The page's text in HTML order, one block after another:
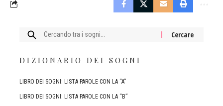
Cercare:
DIZIONARIO DEI SOGNI
LIBRO DEI SOGNI: LISTA PAROLE CON LA “A”
LIBRO DEI SOGNI: LISTA PAROLE CON LA “B”